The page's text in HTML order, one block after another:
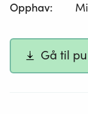
Opphav:
Gå til